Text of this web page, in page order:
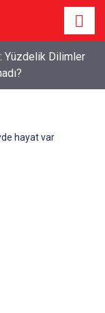
Yüzdelik Dilimler
hayat var